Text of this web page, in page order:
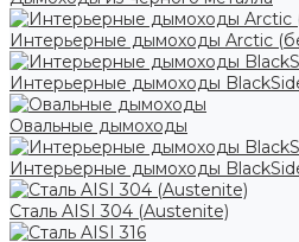
Интерьерные дымоходы Arctic
Интерьерные дымоходы
Овальные дымоходы
Интерьерные дымоходы
Сталь AISI 304 (Austenite)